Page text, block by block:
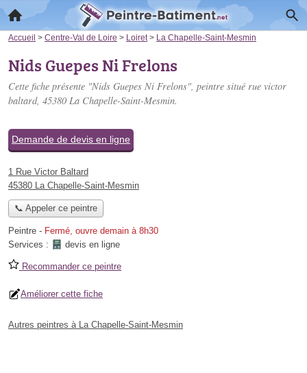
Accueil > Centre-Val de Loire > Loiret > La Chapelle-Saint-Mesmin
Nids Guepes Ni Frelons
Cette fiche présente "Nids Guepes Ni Frelons", peintre situé rue victor
baltard, 45380 La Chapelle-Saint-Mesmin.
Demande de devis en ligne
1 Rue Victor Baltard
45380 La Chapelle-Saint-Mesmin
📞 Appeler ce peintre
Peintre - Fermé, ouvre demain à 8h30
Services :
devis en ligne
Recommander ce peintre
Améliorer cette fiche
Autres peintres à La Chapelle-Saint-Mesmin